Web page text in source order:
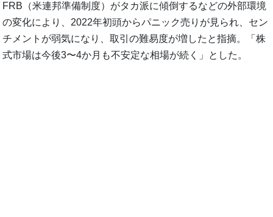
FRB（米連邦準備制度）がタカ派に傾倒するなどの外部環境
の変化により、2022年初頭からパニック売りが見られ、セン
チメントが弱気になり、取引の難易度が増したと指摘。「株
式市場は今後3〜4か月も不安定な相場が続く」とした。